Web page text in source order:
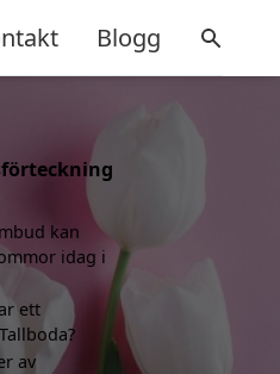
Blogg
kan
idag i
ett
av